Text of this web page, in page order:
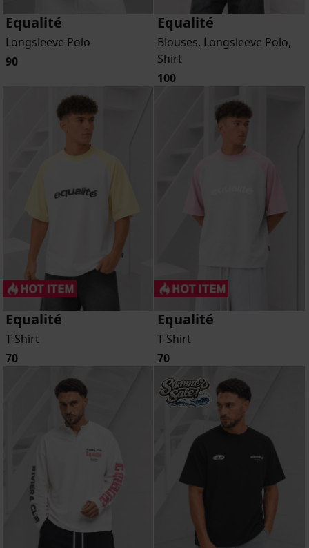
Equalité
Longsleeve Polo
90
Equalité
Blouses, Longsleeve Polo,
Shirt
100
Equalité
T-Shirt
70
Equalité
T-Shirt
70